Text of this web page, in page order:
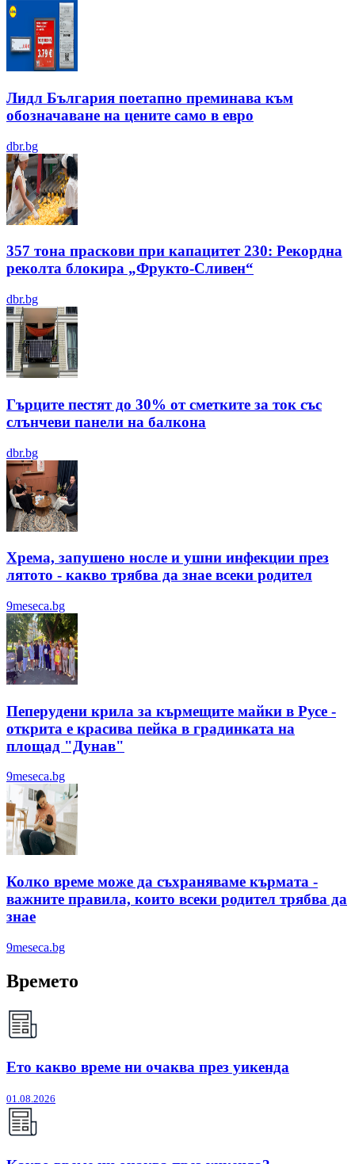
Лидл България поетапно преминава към
обозначаване на цените само в евро
dbr.bg
357 тона праскови при капацитет 230: Рекордна
реколта блокира „Фрукто-Сливен“
dbr.bg
Гърците пестят до 30% от сметките за ток със
слънчеви панели на балкона
dbr.bg
Хрема, запушено носле и ушни инфекции през
лятотo - какво трябва да знае всеки родител
9meseca.bg
Пеперудени крила за кърмещите майки в Русе -
открита е красива пейка в градинката на
площад "Дунав"
9meseca.bg
Колко време може да съхраняваме кърмата -
важните правила, които всеки родител трябва да
знае
9meseca.bg
Времето
Ето какво време ни очаква през уикенда
01.08.2026